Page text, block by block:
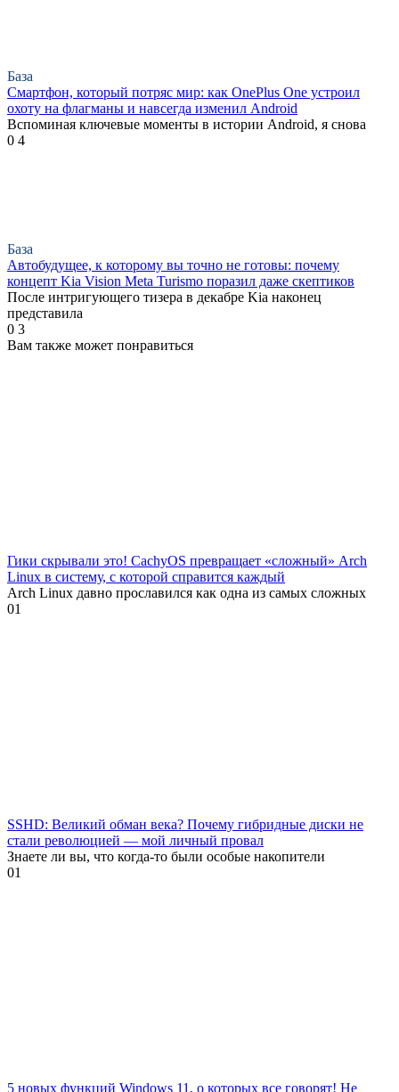
База
Смартфон, который потряс мир: как OnePlus One устроил
охоту на флагманы и навсегда изменил Android
Вспоминая ключевые моменты в истории Android, я снова
0 4
База
Автобудущее, к которому вы точно не готовы: почему
концепт Kia Vision Meta Turismo поразил даже скептиков
После интригующего тизера в декабре Kia наконец
представила
0 3
Вам также может понравиться
Гики скрывали это! CachyOS превращает «сложный» Arch
Linux в систему, с которой справится каждый
Arch Linux давно прославился как одна из самых сложных
01
SSHD: Великий обман века? Почему гибридные диски не
стали революцией — мой личный провал
Знаете ли вы, что когда-то были особые накопители
01
5 новых функций Windows 11, о которых все говорят! Не